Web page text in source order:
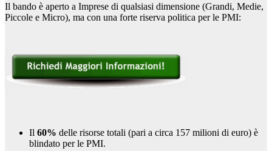
Il bando è aperto a Imprese di qualsiasi dimensione (Grandi, Medie,
Piccole e Micro), ma con una forte riserva politica per le PMI:
Il 60% delle risorse totali (pari a circa 157 milioni di euro) è
blindato per le PMI.